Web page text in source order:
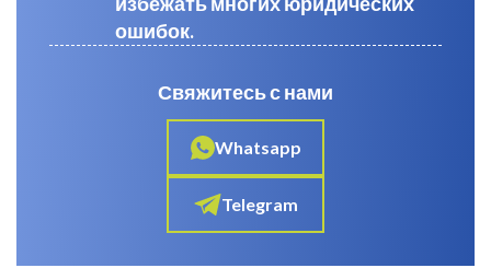
ошибок.
Свяжитесь с нами
Whatsapp
Telegram